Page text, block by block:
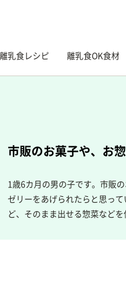
離乳食レシピ 離乳食OK食材
市販のお菓子や、お
1歳6カ月の男の子です。市販
ゼリーをあげられたらと思っ
ど、そのまま出せる惣菜などを